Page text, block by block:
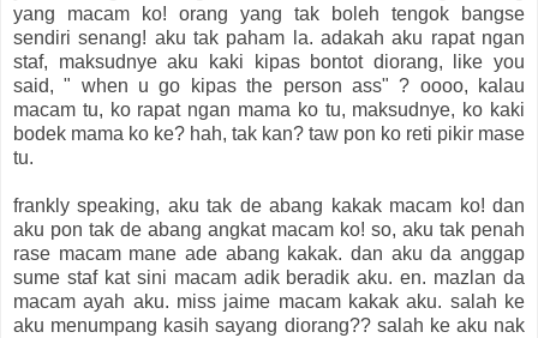
yang macam ko! orang yang tak boleh tengok bangse
sendiri senang! aku tak paham la. adakah aku rapat ngan
staf, maksudnye aku kaki kipas bontot diorang, like you
said, " when u go kipas the person ass" ? oooo, kalau
macam tu, ko rapat ngan mama ko tu, maksudnye, ko kaki
bodek mama ko ke? hah, tak kan? taw pon ko reti pikir mase
tu.
frankly speaking, aku tak de abang kakak macam ko! dan
aku pon tak de abang angkat macam ko! so, aku tak penah
rase macam mane ade abang kakak. dan aku da anggap
sume staf kat sini macam adik beradik aku. en. mazlan da
macam ayah aku. miss jaime macam kakak aku. salah ke
aku menumpang kasih sayang diorang?? salah ke aku nak